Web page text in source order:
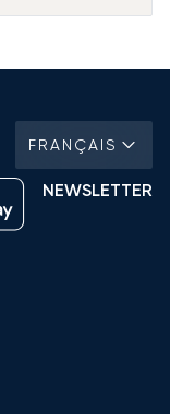
FRANÇAIS
NEWSLETTER